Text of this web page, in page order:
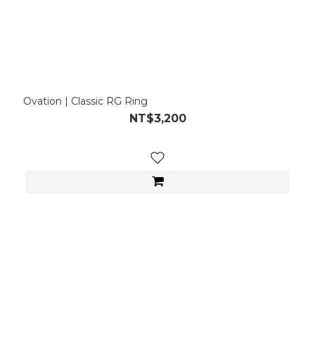
Ovation | Classic RG Ring
NT$3,200